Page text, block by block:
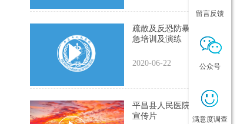
留言反馈
公众号
满意度调查
疏散及反恐防暴灭火应
急培训及演练
2020-06-22
平昌县人民医院2018年
宣传片